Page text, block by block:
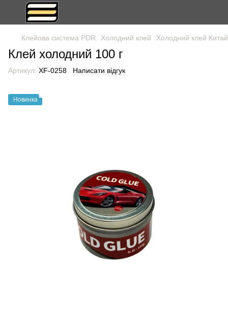
Клейова система PDR Холодний клей Холодний клей Китай
Клей холодний 100 г
Артикул: XF-0258 Написати відгук
Новинка